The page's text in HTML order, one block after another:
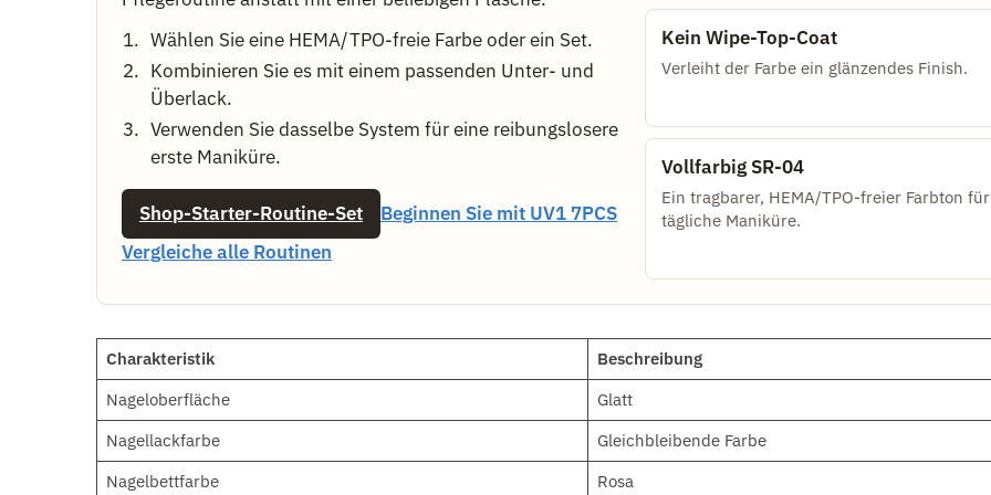
Wählen Sie eine HEMA/TPO-freie Farbe oder ein Set.
Kombinieren Sie es mit einem passenden Unter- und
Überlack.
Verwenden Sie dasselbe System für eine reibungslosere
erste Maniküre.
Shop-Starter-Routine-Set
Beginnen Sie mit UV1 7PCS
Vergleiche alle Routinen
Kein Wipe-Top-Coat
Verleiht der Farbe ein glänzendes Finish.
Vollfarbig SR-04
Ein tragbarer, HEMA/TPO-freier Farbton
tägliche Maniküre.
Charakteristik
Beschreibung
Nageloberfläche
Glatt
Nagellackfarbe
Gleichbleibende Farbe
Nagelbettfarbe
Rosa